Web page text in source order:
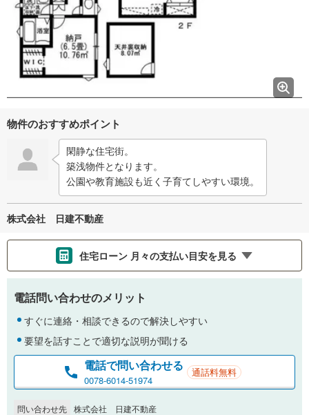
物件のおすすめポイント
閑静な住宅街。
築浅物件となります。
公園や教育施設も近く子育てしやすい環境。
株式会社 日建不動産
住宅ローン 月々の支払い目安を見る
支払いの目安をシミュレーションすることができます。
金利
0.01%
電話問い合わせのメリット
すぐに連絡・相談できるので解決しやすい
要望を話すことで適切な説明が聞ける
電話で問い合わせる
0078-6014-51974
通話料無料
問い合わせ先 株式会社 日建不動産